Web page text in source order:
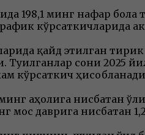
198,1 минг нафар
кўрсаткичларида
қайд этилган
сони 2025
кўрсаткич
аҳолига нисбатан
даврига нисбатан